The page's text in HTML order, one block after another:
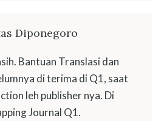
Diponegoro
Bantuan Translasi dan
di terima di Q1, saat
leh publisher nya. Di
Journal Q1.